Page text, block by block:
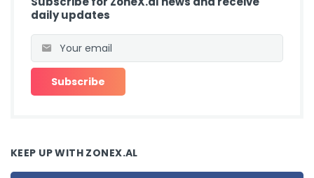
daily updates
KEEP UP WITH ZONEX.AL